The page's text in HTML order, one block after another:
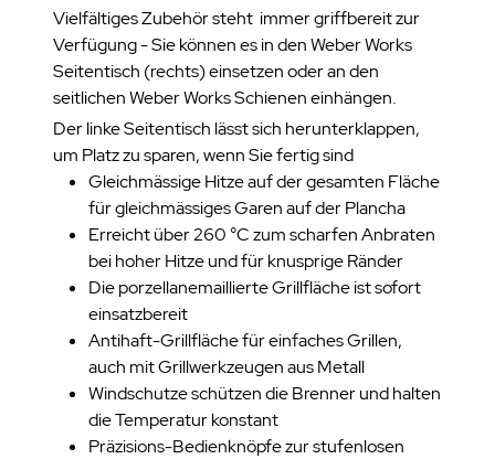
Vielfältiges Zubehör steht immer griffbereit zur
Verfügung - Sie können es in den Weber Works
Seitentisch (rechts) einsetzen oder an den
seitlichen Weber Works Schienen einhängen.
Der linke Seitentisch lässt sich herunterklappen,
um Platz zu sparen, wenn Sie fertig sind
Gleichmässige Hitze auf der gesamten Fläche
für gleichmässiges Garen auf der Plancha
Erreicht über 260 °C zum scharfen Anbraten
bei hoher Hitze und für knusprige Ränder
Die porzellanemaillierte Grillfläche ist sofort
einsatzbereit
Antihaft-Grillfläche für einfaches Grillen,
auch mit Grillwerkzeugen aus Metall
Windschutze schützen die Brenner und halten
die Temperatur konstant
Präzisions-Bedienknöpfe zur stufenlosen